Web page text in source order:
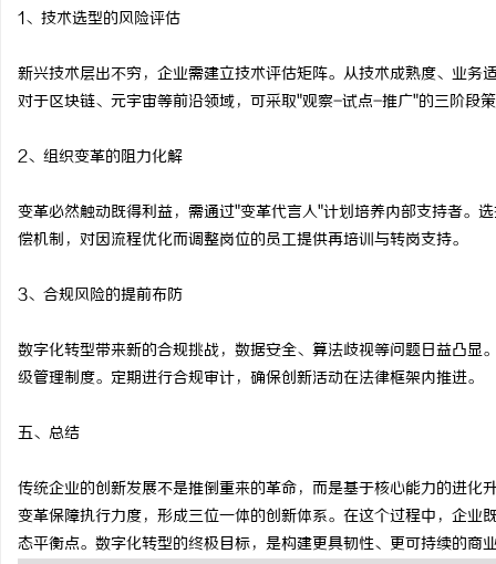
1、技术选型的风险评估
新兴技术层出不穷，企业需建立技术评估矩阵。从技术成熟度、业
对于区块链、元宇宙等前沿领域，可采取"观察-试点-推广"的三阶段
2、组织变革的阻力化解
变革必然触动既得利益，需通过"变革代言人"计划培养内部支持者。
偿机制，对因流程优化而调整岗位的员工提供再培训与转岗支持。
3、合规风险的提前布防
数字化转型带来新的合规挑战，数据安全、算法歧视等问题日益凸
级管理制度。定期进行合规审计，确保创新活动在法律框架内推进。
五、总结
传统企业的创新发展不是推倒重来的革命，而是基于核心能力的进
变革保障执行力度，形成三位一体的创新体系。在这个过程中，企
态平衡点。数字化转型的终极目标，是构建更具韧性、更可持续的商